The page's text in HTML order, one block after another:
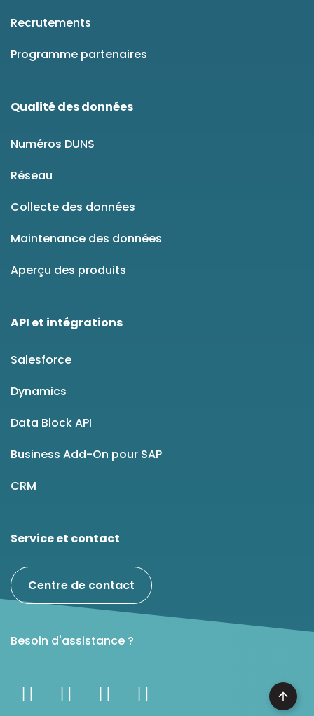
Recrutements
Programme partenaires
Qualité des données
Numéros DUNS
Réseau
Collecte des données
Maintenance des données
Aperçu des produits
API et intégrations
Salesforce
Dynamics
Data Block API
Business Add-On pour SAP
CRM
Service et contact
Centre de contact
Besoin d'assistance ?